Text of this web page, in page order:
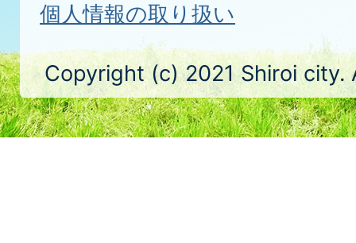
個人情報の取り扱い
Copyright (c) 2021 Shiroi city.